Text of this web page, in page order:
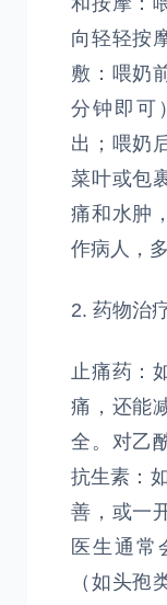
向轻轻按
敷：喂奶
分钟即可
出；喂奶
菜叶或包
痛和水肿
作病人，
2. 药物治
止痛药：
痛，还能
全。对乙
抗生素：
善，或一
医生通常
（如头孢